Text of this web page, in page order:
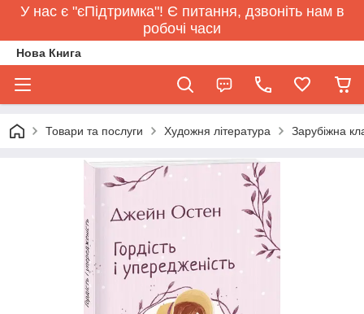
У нас є "єПідтримка"! Є питання, дзвоніть нам в
робочі часи
Нова Книга
Товари та послуги Художня література Зарубіжна